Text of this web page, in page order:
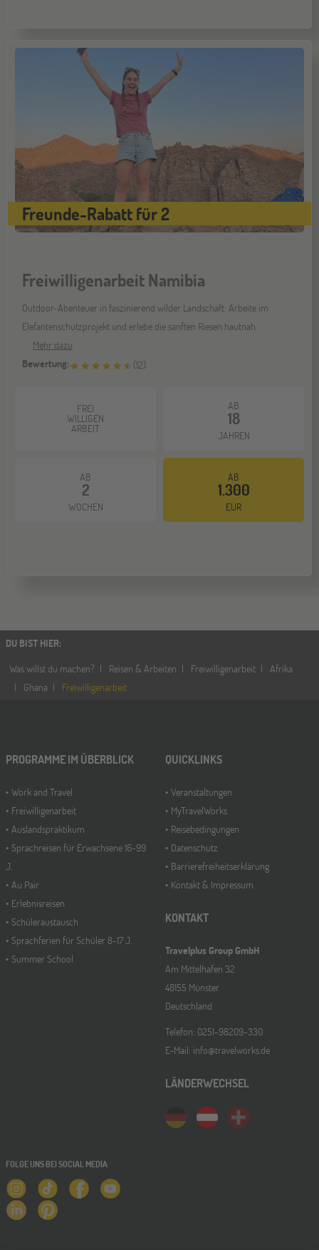
Freunde-Rabatt für 2
Freiwilligenarbeit Namibia
Outdoor-Abenteuer in faszinierend wilder Landschaft: Arbeite im
Elefantenschutzprojekt und erlebe die sanften Riesen hautnah.
Mehr dazu
Bewertung:
(12)
FREI
WILLIGEN
ARBEIT
AB
18
JAHREN
AB
2
WOCHEN
AB
1.300
EUR
DU BIST HIER:
Was willst du machen?
Reisen & Arbeiten Freiwilligenarbeit
Afrika
Ghana
Freiwilligenarbeit
PROGRAMME IM ÜBERBLICK
Work and Travel
Freiwilligenarbeit
Auslandspraktikum
Sprachreisen für Erwachsene 16-99
J.
Au Pair
Erlebnisreisen
Schüleraustausch
Sprachferien für Schüler 8-17 J.
Summer School
QUICKLINKS
Veranstaltungen
MyTravelWorks
Reisebedingungen
Datenschutz
Barrierefreiheitserklärung
Kontakt & Impressum
KONTAKT
Travelplus Group GmbH
Am Mittelhafen 32
48155 Münster
Deutschland
Telefon: 0251-98209-330
E-Mail: info@travelworks.de
LÄNDERWECHSEL
FOLGE UNS BEI SOCIAL MEDIA